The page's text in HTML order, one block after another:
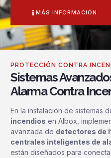
MÁS INFORMACIÓN
PROTECCIÓN CONTRA
Sistemas
Alarma Contra
En la instalación de sistemas
incendios en Albox,
avanzada de detectores de
centrales inteligentes de
están diseñados para